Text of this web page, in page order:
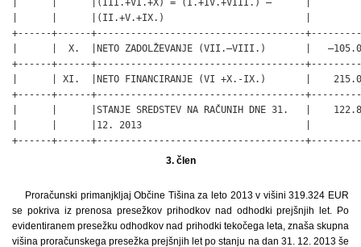
3. člen
Proračunski primanjkljaj Občine Tišina za leto 2013 v višini 319.324 EUR
se pokriva iz prenosa presežkov prihodkov nad odhodki prejšnjih let. Po
evidentiranem presežku odhodkov nad prihodki tekočega leta, znaša skupna
višina proračunskega presežka prejšnjih let po stanju na dan 31. 12. 2013 še